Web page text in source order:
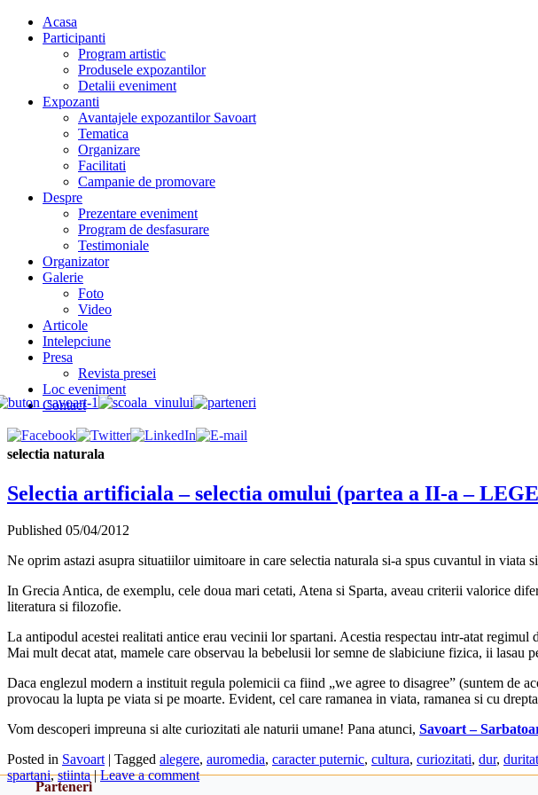
Acasa
Participanti
Program artistic
Produsele expozantilor
Detalii eveniment
Expozanti
Avantajele expozantilor Savoart
Tematica
Organizare
Facilitati
Campanie de promovare
Despre
Prezentare eveniment
Program de desfasurare
Testimoniale
Organizator
Galerie
Foto
Video
Articole
Intelepciune
Presa
Revista presei
Loc eveniment
Contact
selectia naturala
Selectia artificiala – selectia omului (partea a II-a –
Published 05/04/2012
Ne oprim astazi asupra situatiilor uimitoare in care selectia naturala si-a spus cuvantul in
In Grecia Antica, de exemplu, cele doua mari cetati, Atena si Sparta, aveau criterii valorice
literatura si filozofie.
La antipodul acestei realitati antice erau vecinii lor spartani. Acestia respectau intr-atat
Mai mult decat atat, mamele care observau la bebelusii lor semne de slabiciune fizica, ii lasau
Daca englezul modern a instituit regula polemicii ca fiind „we agree to disagree” (suntem de
provocau la lupta pe viata si pe moarte. Evident, cel care ramanea in viata, ramanea si cu
Vom descoperi impreuna si alte curiozitati ale naturii umane! Pana atunci, Savoart –
Posted in Savoart| Tagged alegere, auromedia, caracter puternic, cultura, curiozitati, dur,
spartani,stiinta|Leave a comment
Parteneri